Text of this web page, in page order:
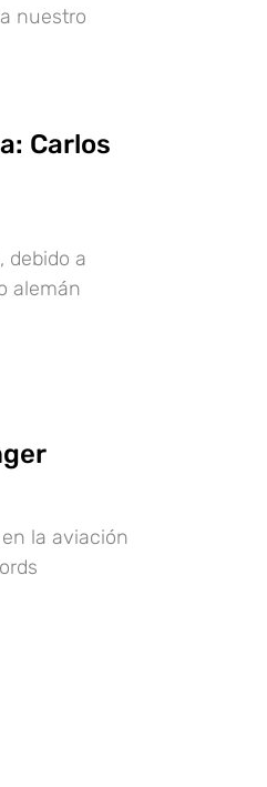
nuestro
Carlos
debido a
alemán
la aviación